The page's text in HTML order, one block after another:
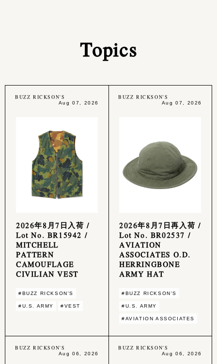
Topics
BUZZ RICKSON'S
Aug 07, 2026
2026年8月7日入荷 /
Lot No. BR15942 /
MITCHELL
PATTERN
CAMOUFLAGE
CIVILIAN VEST
#BUZZ RICKSON'S
#U.S. ARMY #VEST
BUZZ RICKSON'S
Aug 07, 2026
2026年8月7日再入荷 /
Lot No. BR02537 /
AVIATION
ASSOCIATES O.D.
HERRINGBONE
ARMY HAT
#BUZZ RICKSON'S
#U.S. ARMY
#AVIATION ASSOCIATES
BUZZ RICKSON'S
Aug 06, 2026
BUZZ RICKSON'S
Aug 06, 2026